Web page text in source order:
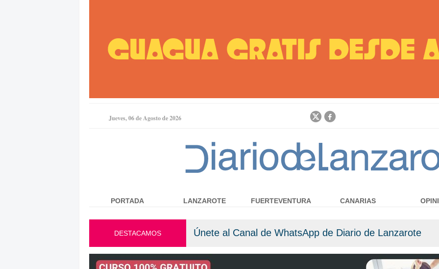
Jueves, 06 de Agosto de 2026
DESTACAMOS Únete al Canal de WhatsApp de Diario de Lanzarote
PORTADA LANZAROTE FUERTEVENTURA CANARIAS